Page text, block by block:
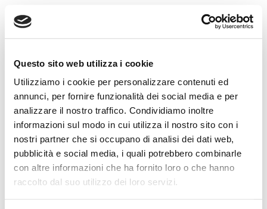
Questo sito web utilizza i cookie
Utilizziamo i cookie per personalizzare contenuti ed
annunci, per fornire funzionalità dei social media e per
analizzare il nostro traffico. Condividiamo inoltre
informazioni sul modo in cui utilizza il nostro sito con i
nostri partner che si occupano di analisi dei dati web,
pubblicità e social media, i quali potrebbero combinarle
con altre informazioni che ha fornito loro o che hanno
raccolto dal suo utilizzo dei loro servizi.
MENU